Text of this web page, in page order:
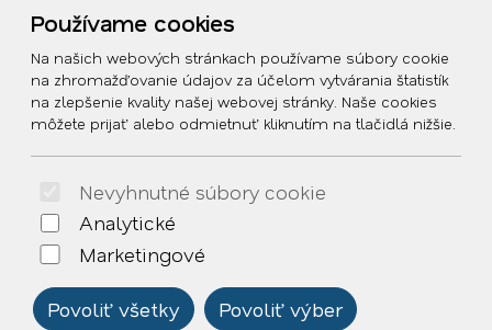
Používame cookies
Na našich webových stránkach používame súbory cookie
na zhromažďovanie údajov za účelom vytvárania štatistík
na zlepšenie kvality našej webovej stránky. Naše cookies
môžete prijať alebo odmietnuť kliknutím na tlačidlá nižšie.
Nevyhnutné súbory cookie
Analytické
Marketingové
Povoliť všetky Povoliť výber
igor.rozenberg@tszh.eu
045/678 70 10
045/678 70 11
Social
Facebook
© 2026 Arrabella s.r.o., mayabella s.r.o., Všetky práva